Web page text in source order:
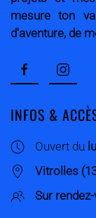
mesure ton
d'aventure, de
INFOS &
Ouvert du
Vitrolles
Sur